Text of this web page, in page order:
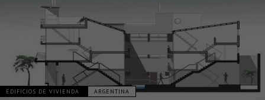
EDIFICIOS DE VIVIENDA ARGENTINA